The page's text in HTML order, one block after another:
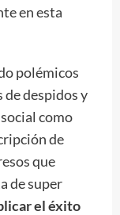
en esta
polémicos
despidos y
como
de
que
de super
el éxito